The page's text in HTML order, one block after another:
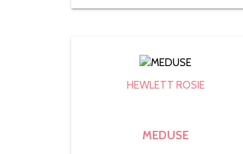
HEWLETT ROSIE
MEDUSE